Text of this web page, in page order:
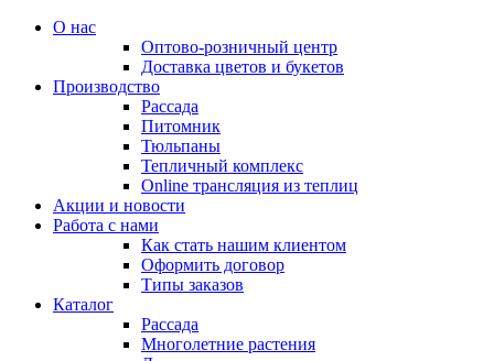
О нас
Оптово-розничный центр
Доставка цветов и букетов
Производство
Рассада
Питомник
Тюльпаны
Тепличный комплекс
Online трансляция из теплиц
Акции и новости
Работа с нами
Как стать нашим клиентом
Оформить договор
Типы заказов
Каталог
Рассада
Многолетние растения